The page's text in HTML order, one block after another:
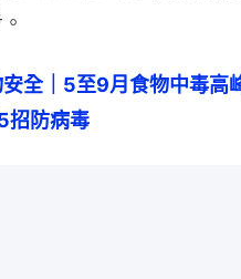
全｜5至9月食物中毒高
招防病毒